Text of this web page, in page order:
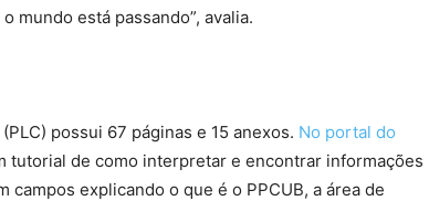
mundo está passando”, avalia.
possui 67 páginas e 15 anexos. No portal do
tutorial de como interpretar e encontrar informações
explicando o que é o PPCUB, a área de